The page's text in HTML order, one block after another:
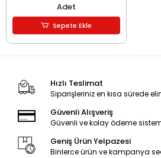
Adet
Sepete Ekle
Hızlı Teslimat
Siparişleriniz en kısa sürede
Güvenli Alışveriş
Güvenli ve kolay ödeme
Geniş Ürün Yelpazesi
Binlerce ürün ve kampanya